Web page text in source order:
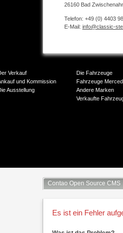
26160 Bad
Telefon: +49 (0) 4403
E-Mail: info@classic-
Verkauf
und Kommission
Ausstellung
Die Fahrzeuge
Fahrzeuge
Andere Marken
Verkaufte
Contao Open Source CMS
Es ist ein Fehler